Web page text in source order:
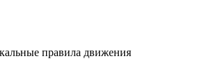
правила движения